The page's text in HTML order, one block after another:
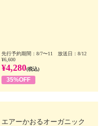
先行予約期間：8/7〜11 放送日：8/12
¥6,600
¥4,280(税込)
35%OFF
エアーかおるオーガニック